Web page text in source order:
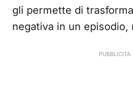
gli permette di
negativa in un episodio,